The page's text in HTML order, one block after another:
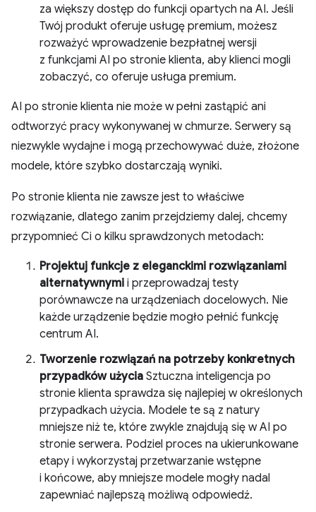
za większy dostęp do funkcji opartych na AI. Jeśli
Twój produkt oferuje usługę premium, możesz
rozważyć wprowadzenie bezpłatnej wersji
z funkcjami AI po stronie klienta, aby klienci mogli
zobaczyć, co oferuje usługa premium.
AI po stronie klienta nie może w pełni zastąpić ani
odtworzyć pracy wykonywanej w chmurze. Serwery są
niezwykle wydajne i mogą przechowywać duże, złożone
modele, które szybko dostarczają wyniki.
Po stronie klienta nie zawsze jest to właściwe
rozwiązanie, dlatego zanim przejdziemy dalej, chcemy
przypomnieć Ci o kilku sprawdzonych metodach:
Projektuj funkcje z eleganckimi rozwiązaniami
alternatywnymi i przeprowadzaj testy
porównawcze na urządzeniach docelowych. Nie
każde urządzenie będzie mogło pełnić funkcję
centrum AI.
Tworzenie rozwiązań na potrzeby konkretnych
przypadków użycia Sztuczna inteligencja po
stronie klienta sprawdza się najlepiej w określonych
przypadkach użycia. Modele te są z natury
mniejsze niż te, które zwykle znajdują się w AI po
stronie serwera. Podziel proces na ukierunkowane
etapy i wykorzystaj przetwarzanie wstępne
i końcowe, aby mniejsze modele mogły nadal
zapewniać najlepszą możliwą odpowiedź.